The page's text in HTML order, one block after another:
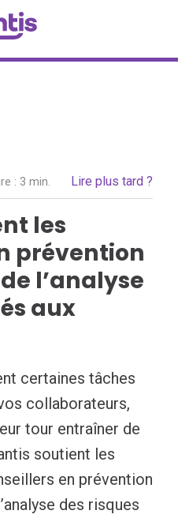
: 3 min. Lire plus tard ?
les
prévention
l’analyse
aux
certaines tâches
collaborateurs,
tour entraîner de
soutient les
en prévention
des risques